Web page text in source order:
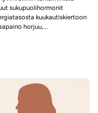
sukupuolihormonit
kuukautiskiertoon
horjuu,...